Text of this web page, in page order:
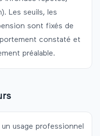
Les seuils, les
sont fixés de
constaté et
préalable.
usage professionnel